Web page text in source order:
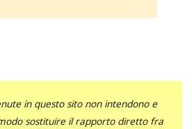
in questo sito non intendono e
sostituire il rapporto diretto fra